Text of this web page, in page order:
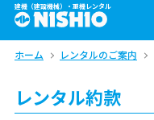
建機（建設機械）・重機レンタル
商品一覧
問合せ依頼リスト
ホーム レンタルのご案内
レンタル約款